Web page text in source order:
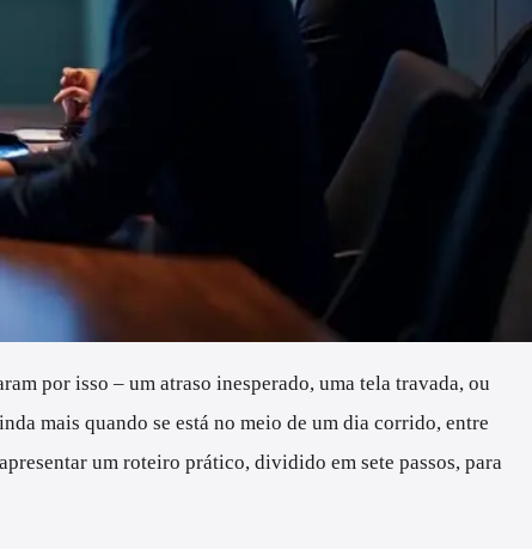
por isso – um atraso inesperado, uma tela travada, ou
mais quando se está no meio de um dia corrido, entre
um roteiro prático, dividido em sete passos, para